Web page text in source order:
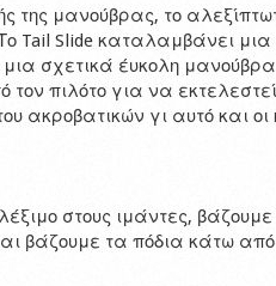
της μανούβρας, το
Tail Slide καταλαμβάνει μια
σχετικά έυκολη
τον πιλότο για να
ακροβατικών γι αυτό
στους ιμάντες,
βάζουμε τα πόδια κάτω